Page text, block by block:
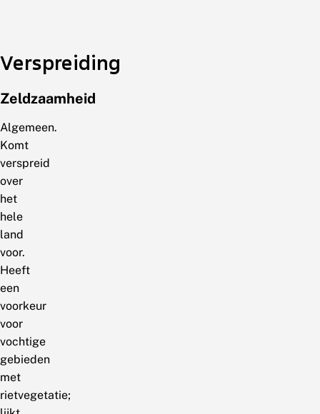
Verspreiding
Zeldzaamheid
Algemeen.
Komt
verspreid
over
het
hele
land
voor.
Heeft
een
voorkeur
voor
vochtige
gebieden
met
rietvegetatie;